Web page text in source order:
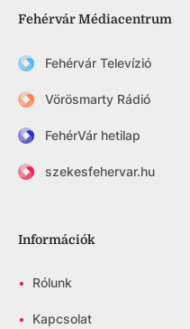
Fehérvár Médiacentrum
Fehérvár Televízió
Vörösmarty Rádió
FehérVár hetilap
szekesfehervar.hu
Információk
• Rólunk
• Kapcsolat